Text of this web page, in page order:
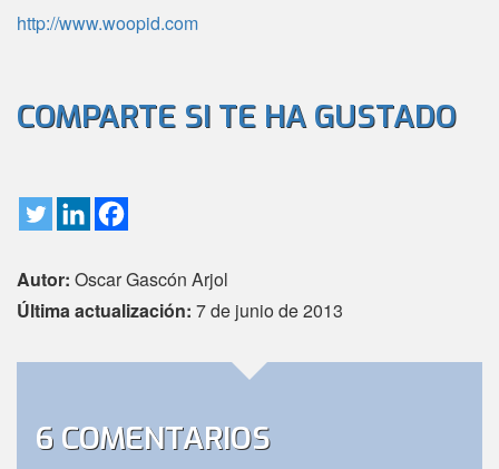
http://www.woopid.com
COMPARTE SI TE HA GUSTADO
Autor: Oscar Gascón Arjol
Última actualización: 7 de junio de 2013
6 COMENTARIOS